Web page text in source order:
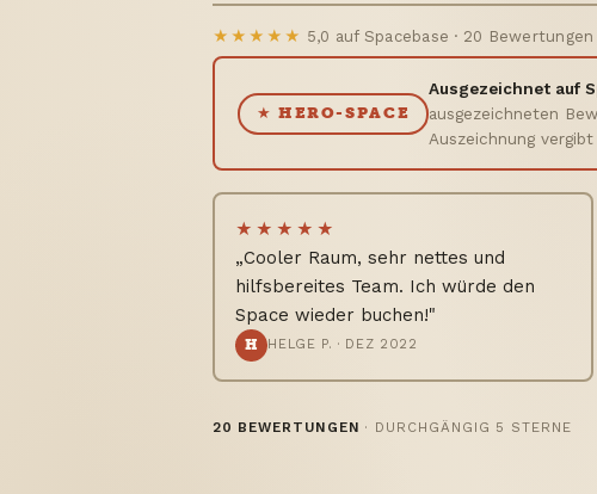
★★★★★ 5,0 auf Spacebase · 20 Bewertungen
★ HERO-SPACE
Ausgezeichnet auf
ausgezeichneten
Auszeichnung
★★★★★
„Cooler Raum, sehr nettes und
hilfsbereites Team. Ich würde den
Space wieder buchen!"
H HELGE P. · DEZ 2022
20 BEWERTUNGEN · DURCHGÄNGIG 5 STERNE